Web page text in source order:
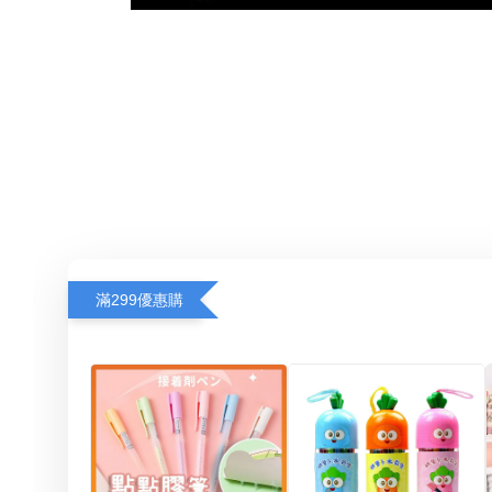
滿299優惠購